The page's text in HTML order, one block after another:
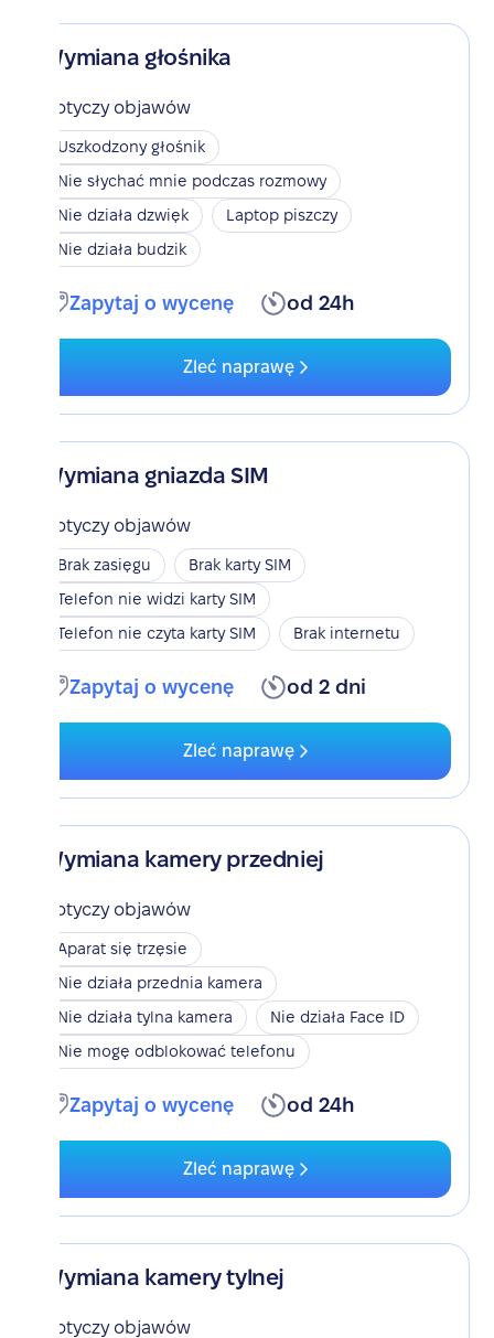
Wymiana głośnika
Dotyczy objawów
Uszkodzony głośnik
Nie słychać mnie podczas rozmowy
Nie działa dzwięk
Laptop piszczy
Nie działa budzik
Zapytaj o wycenę od 24h
Zleć naprawę
Wymiana gniazda SIM
Dotyczy objawów
Brak zasięgu
Brak karty SIM
Telefon nie widzi karty SIM
Telefon nie czyta karty SIM
Brak internetu
Zapytaj o wycenę od 2 dni
Zleć naprawę
Wymiana kamery przedniej
Dotyczy objawów
Aparat się trzęsie
Nie działa przednia kamera
Nie działa tylna kamera
Nie działa Face ID
Nie mogę odblokować telefonu
Zapytaj o wycenę od 24h
Zleć naprawę
Wymiana kamery tylnej
Dotyczy objawów